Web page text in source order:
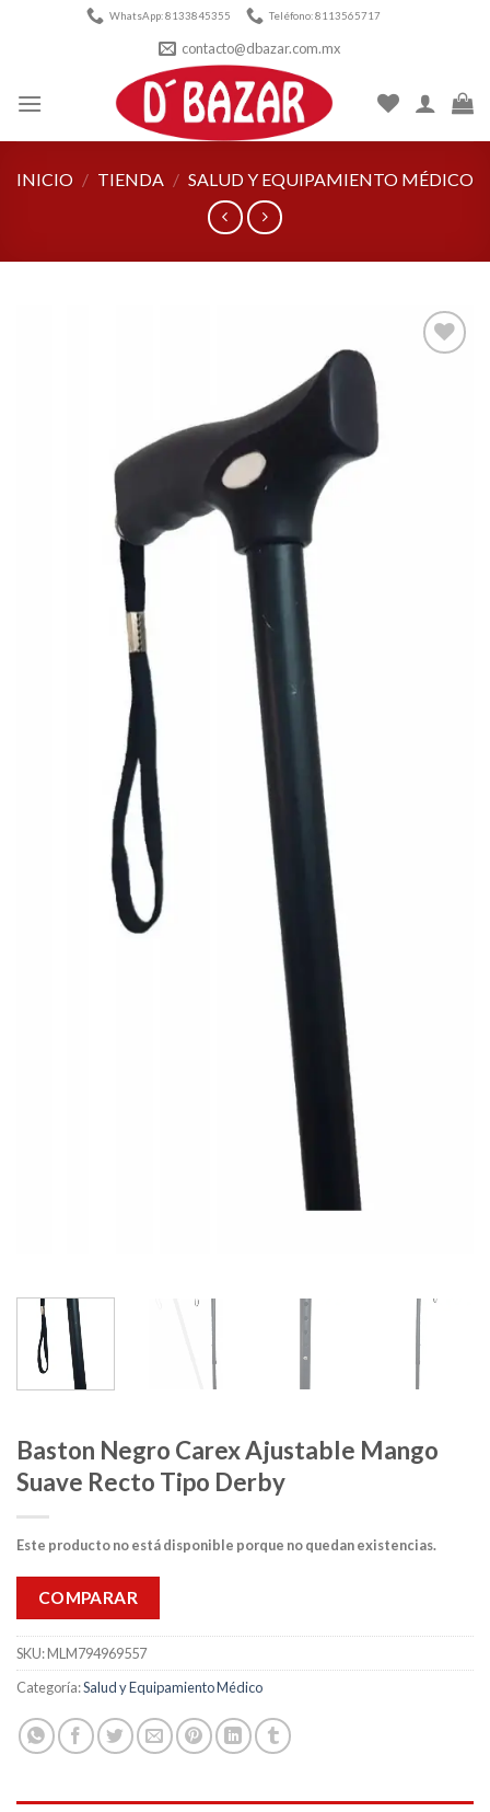
WhatsApp: 8133845355 Teléfono: 8113565717
contacto@dbazar.com.mx
INICIO / TIENDA / SALUD Y EQUIPAMIENTO MÉDICO
Baston Negro Carex Ajustable Mango
Suave Recto Tipo Derby
Este producto no está disponible porque no quedan existencias.
COMPARAR
SKU:MLM794969557
Categoría:Salud y Equipamiento Médico